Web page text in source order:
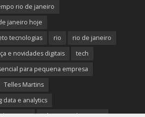
rio de janeiro
janeiro hoje
tecnologias
rio
rio de janeiro
e novidades digitais
tech
para pequena empresa
Telles Martins
data e analytics